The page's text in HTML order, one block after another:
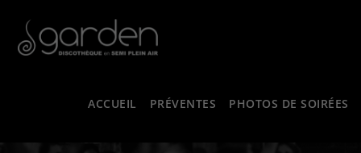
ACCUEIL PRÉVENTES PHOTOS DE SOIRÉES